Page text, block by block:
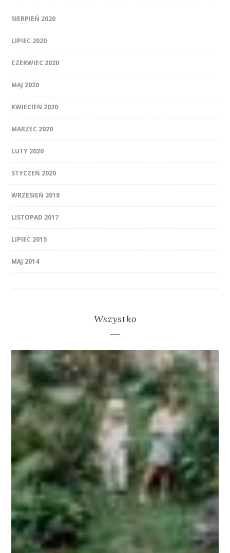
SIERPIEŃ 2020
LIPIEC 2020
CZERWIEC 2020
MAJ 2020
KWIECIEŃ 2020
MARZEC 2020
LUTY 2020
STYCZEŃ 2020
WRZESIEŃ 2018
LISTOPAD 2017
LIPIEC 2015
MAJ 2014
Wszystko